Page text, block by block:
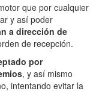
que por cualquier
y así poder
a dirección de
de recepción.
por
, y así mismo
intentando evitar la